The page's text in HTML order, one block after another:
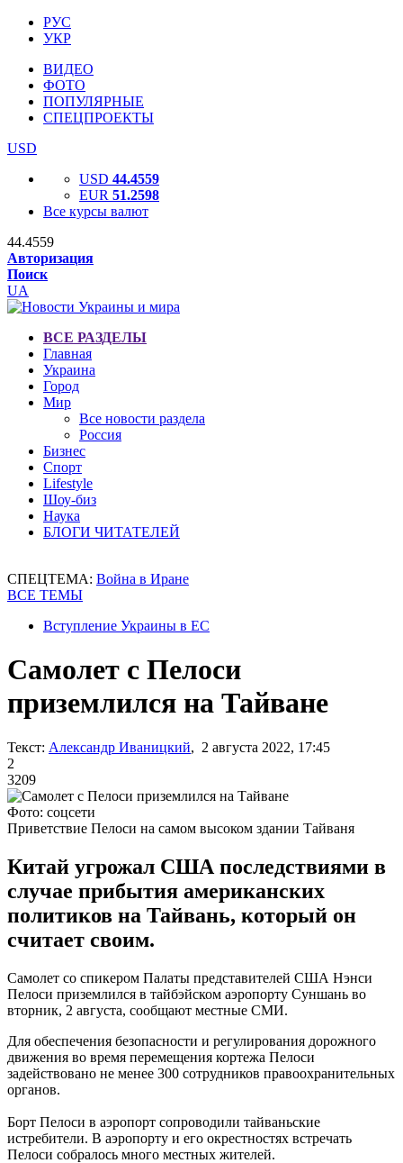
РУС
УКР
ВИДЕО
ФОТО
ПОПУЛЯРНЫЕ
СПЕЦПРОЕКТЫ
USD
USD 44.4559
EUR 51.2598
Все курсы валют
44.4559
Авторизация
Поиск
UA
ВСЕ РАЗДЕЛЫ
Главная
Украина
Город
Мир
Все новости раздела
Россия
Бизнес
Спорт
Lifestyle
Шоу-биз
Наука
БЛОГИ ЧИТАТЕЛЕЙ
СПЕЦТЕМА: Война в Иране
ВСЕ ТЕМЫ
Вступление Украины в ЕС
Самолет с Пелоси
приземлился на Тайване
Текст: Александр Иваницкий, 2 августа 2022, 17:45
2
3209
Фото: соцсети
Приветствие Пелоси на самом высоком здании Тайваня
Китай угрожал США последствиями в
случае прибытия американских
политиков на Тайвань, который он
считает своим.
Самолет со спикером Палаты представителей США Нэнси
Пелоси приземлился в тайбэйском аэропорту Суншань во
вторник, 2 августа, сообщают местные СМИ.
Для обеспечения безопасности и регулирования дорожного
движения во время перемещения кортежа Пелоси
задействовано не менее 300 сотрудников правоохранительных
органов.
Борт Пелоси в аэропорт сопроводили тайваньские
истребители. В аэропорту и его окрестностях встречать
Пелоси собралось много местных жителей.